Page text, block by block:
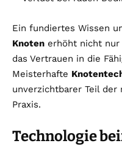
Ein fundiertes Wissen
Knoten erhöht nicht nur
das Vertrauen in die
Meisterhafte
unverzichtbarer Teil der
Praxis.
Technologie